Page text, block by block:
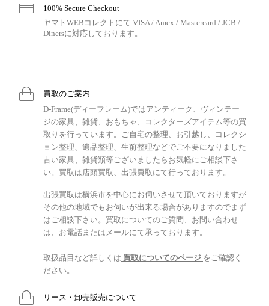
100% Secure Checkout
ヤマトWEBコレクトにて VISA / Amex / Mastercard / JCB /
Dinersに対応しております。
買取のご案内
D-Frame(ディーフレーム)ではアンティーク、ヴィンテー
ジの家具、雑貨、おもちゃ、コレクターズアイテム等の買
取りを行っています。ご自宅の整理、お引越し、コレクシ
ョン整理、遺品整理、生前整理などでご不要になりました
古い家具、雑貨類等ございましたらお気軽にご相談下さ
い。買取は店頭買取、出張買取にて行っております。
出張買取は横浜市を中心にお伺いさせて頂いておりますが
その他の地域でもお伺いが出来る場合がありますのでまず
はご相談下さい。買取についてのご質問、お問い合わせ
は、お電話またはメールにて承っております。
取扱品目など詳しくは 買取についてのページ をご確認く
ださい。
リース・卸売販売について